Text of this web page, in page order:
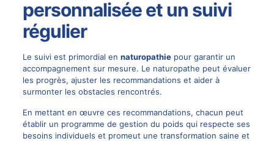
personnalisée et un suivi
régulier
Le suivi est primordial en naturopathiepour garantir un
accompagnement sur mesure. Le naturopathe peut évaluer
les progrès, ajuster les recommandations et aider à
surmonter les obstacles rencontrés.
En mettant en œuvre ces recommandations, chacun peut
établir un programme de gestion du poids qui respecte ses
besoins individuels et promeut une transformation saine et